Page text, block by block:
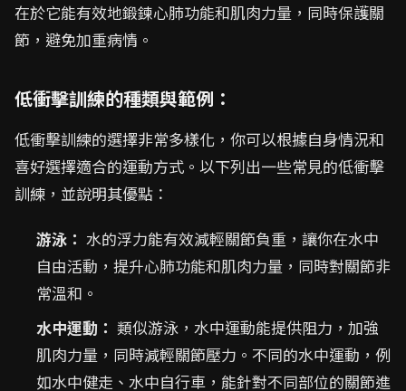
在於它能有效地鍛鍊心肺功能和肌肉力量，同時保護關
節，避免加重病情。
低衝擊訓練的種類與範例：
低衝擊訓練的選擇非常多樣化，你可以根據自身情況和
喜好選擇適合的運動方式。以下列出一些常見的低衝擊
訓練，並說明其優點：
游泳： 水的浮力能有效減輕關節負重，讓你在水中
自由活動，提升心肺功能和肌肉力量，同時對關節非
常溫和。
水中運動： 類似游泳，水中運動能提供阻力，加強
肌肉力量，同時減輕關節壓力。不同的水中運動，例
如水中健走、水中自行車，能針對不同部位的關節進